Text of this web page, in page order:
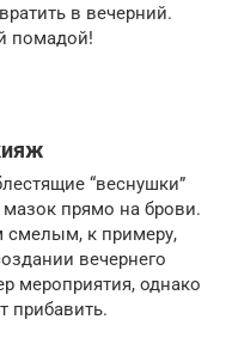
в вечерний.
помадой!
“веснушки”
прямо на брови.
смелым, к примеру,
вечернего
мероприятия, однако
прибавить.